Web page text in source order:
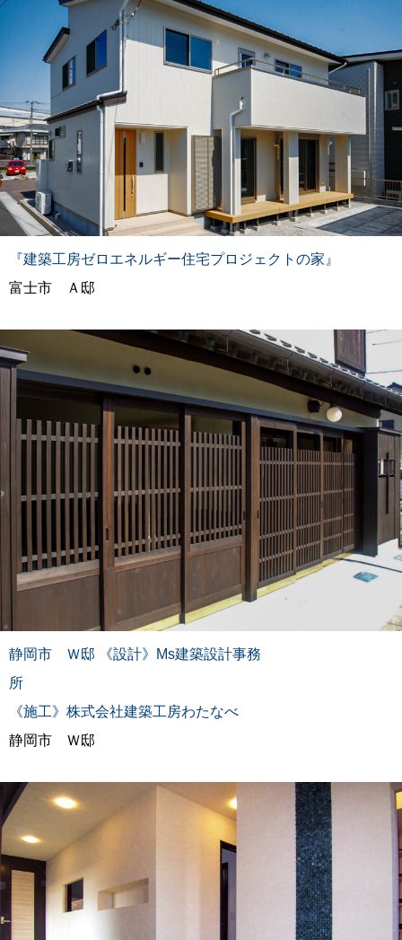
『建築工房ゼロエネルギー住宅プロジェクトの家』
富士市 Ａ邸
静岡市 Ｗ邸 《設計》Ms建築設計事務
《施工》株式会社建築工房わたなべ
静岡市 Ｗ邸